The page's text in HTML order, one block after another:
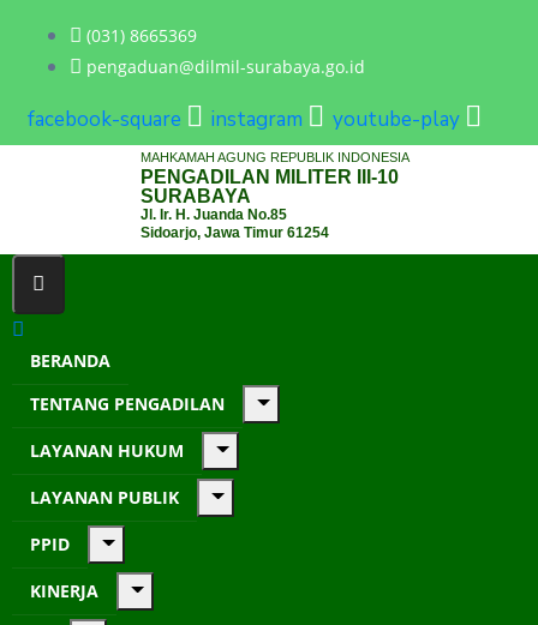
(031) 8665369
pengaduan@dilmil-surabaya.go.id
facebook-square instagram youtube-play
MAHKAMAH AGUNG REPUBLIK INDONESIA
PENGADILAN MILITER III-10
SURABAYA
Jl. Ir. H. Juanda No.85
Sidoarjo, Jawa Timur 61254
BERANDA
TENTANG PENGADILAN
LAYANAN HUKUM
LAYANAN PUBLIK
PPID
KINERJA